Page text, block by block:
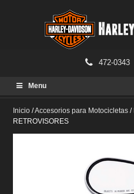
472-0343
Menu
Inicio /Accesorios para Motocicletas /
RETROVISORES